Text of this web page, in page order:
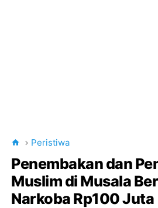
Peristiwa
Penembakan dan
Muslim di Musala
Narkoba Rp100 Juta